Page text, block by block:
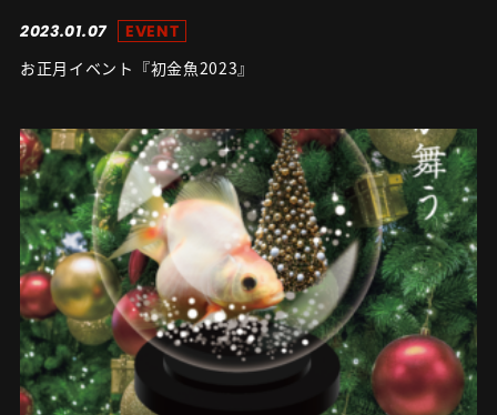
2023.01.07
EVENT
お正月イベント『初金魚2023』